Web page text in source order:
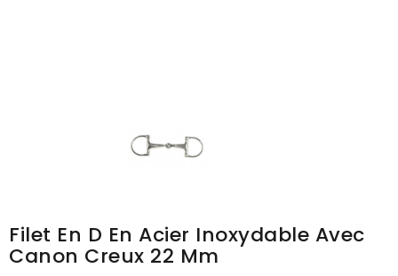
Filet En D En Acier Inoxydable Avec
Canon Creux 22 Mm